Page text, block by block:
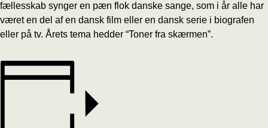
fællesskab synger en pæn flok danske sange, som i år alle har
været en del af en dansk film eller en dansk serie i biografen
eller på tv. Årets tema hedder “Toner fra skærmen”.